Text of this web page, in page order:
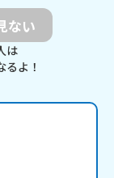
ない
は
るよ！